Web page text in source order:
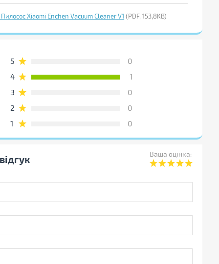
Пилосос Xiaomi Enchen Vacuum Cleaner V1 (PDF, 153,8KB)
5
0
4
1
3
0
2
0
1
0
Ваша оцінка: